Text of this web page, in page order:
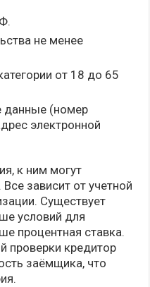
не менее
от 18 до 65
данные (номер
электронной
к ним могут
зависит от учетной
Существует
условий для
процентная ставка.
проверки кредитор
заёмщика, что